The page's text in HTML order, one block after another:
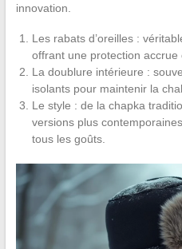
innovation.
Les rabats d’oreilles :
offrant une protection accrue
La doublure intérieure :
isolants pour maintenir la
Le style : de la chapka
versions plus
tous les goûts.